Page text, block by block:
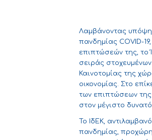
Λαμβάνοντας
πανδημίας COVID-
επιπτώσεών της, το
σειράς
Καινοτομίας της
οικονομίας. Στο
των επιπτώσεων
στον μέγιστο
To ΙδΕΚ,
πανδημίας,